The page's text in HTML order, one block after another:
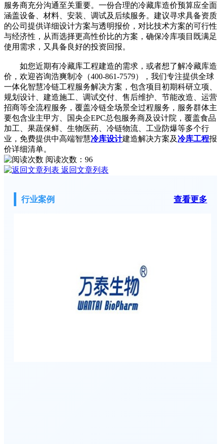
服务商充分沟通至关重要。一份合理的冷藏库造价预算应全面
涵盖设备、材料、安装、调试及后续服务。建议寻求具备资质
的公司提供详细设计方案与透明报价，对比技术方案的可行性
与经济性，从而选择更高性价比的方案，确保冷库项目既满足
使用需求，又具备良好的投资回报。
如您近期有冷藏库工程建造的需求，或者想了解冷藏库造
价，欢迎咨询浩爽制冷（400-861-7579），我们专注提供全球
一体化智慧冷链工程服务解决方案，包含项目初期科研立项、
规划设计、建造施工、调试交付、售后维护、节能改造、运营
招商等全流程服务，覆盖冷链全场景全过程服务，服务群体主
要包含业主甲方、国央企EPC总包服务商及设计院，覆盖食品
加工、果蔬保鲜、生物医药、冷链物流、工业防爆等多个行
业，免费提供中高端智慧冷库设计建造解决方案及冷库工程报
价详细清单。
阅读次数： 96
返回文章列表
行业案例 查看更多